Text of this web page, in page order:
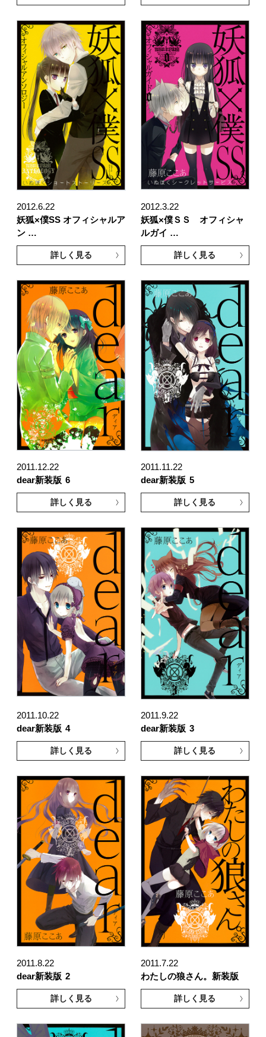
2012.6.22
妖狐×僕SS オフィシャルア
ン …
詳しく見る
2012.3.22
妖狐×僕ＳＳ オフィシャ
ルガイ …
詳しく見る
2011.12.22
dear新装版 6
詳しく見る
2011.11.22
dear新装版 5
詳しく見る
2011.10.22
dear新装版 4
詳しく見る
2011.9.22
dear新装版 3
詳しく見る
2011.8.22
dear新装版 2
詳しく見る
2011.7.22
わたしの狼さん。新装版
詳しく見る